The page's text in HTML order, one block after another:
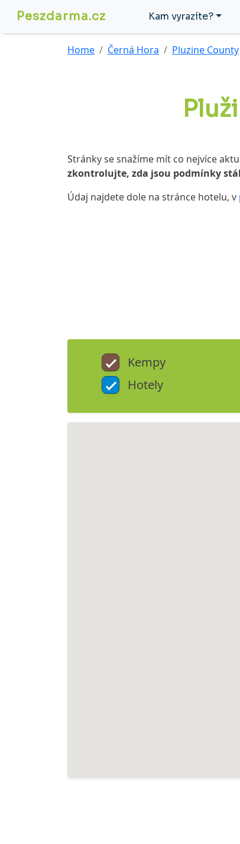
Peszdarma.cz Kam vyrazíte?
Home Černá Hora Pluzine County
Stránky se snažíme mít co nejvíce
zkontrolujte, zda jsou podmínky
Údaj najdete dole na stránce hotelu, v
Kempy
Hotely